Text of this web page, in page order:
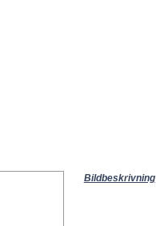
Bildbeskrivning